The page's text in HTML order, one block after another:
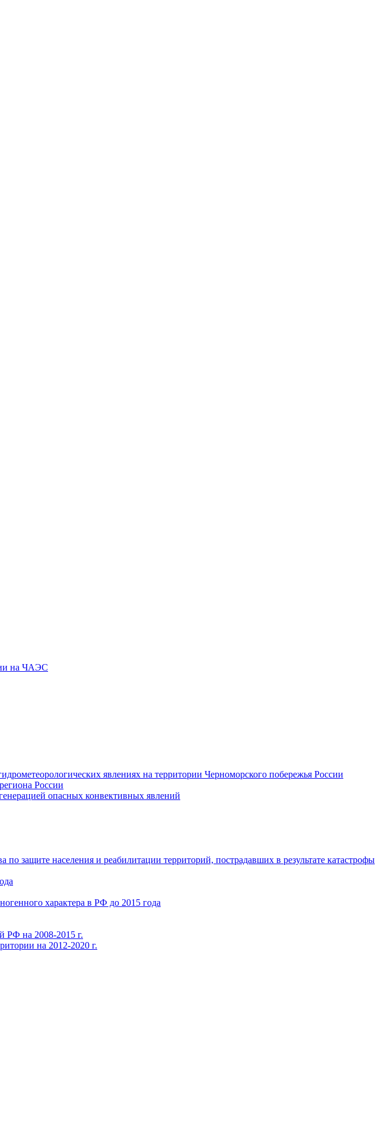
на ЧАЭС
явлениях на территории Черноморского побережья России
России
опасных конвективных явлений
защите населения и реабилитации территорий, пострадавших в результате катастрофы
характера в РФ до 2015 года
РФ на 2008-2015 г.
на 2012-2020 г.